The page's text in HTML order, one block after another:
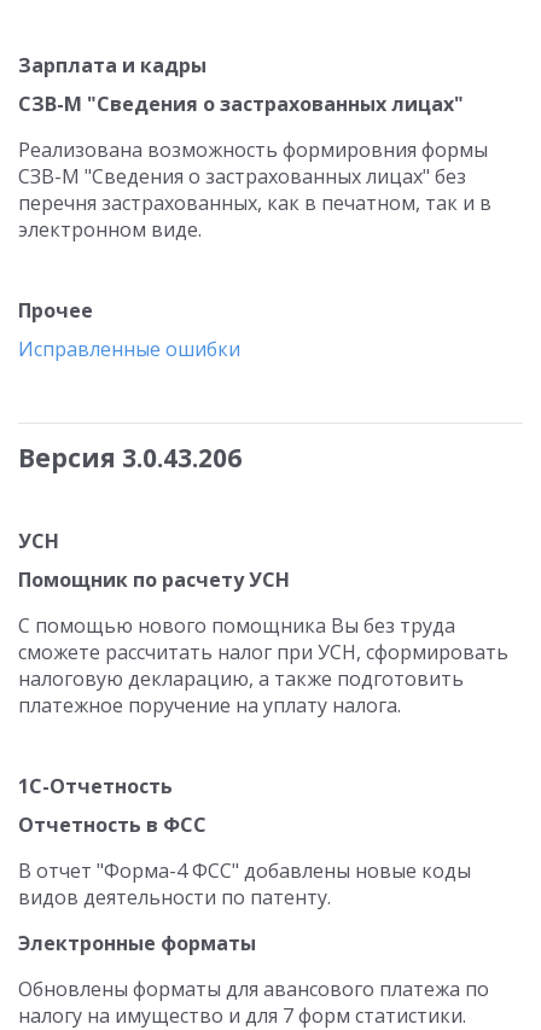
Зарплата и кадры
СЗВ-М "Сведения о застрахованных лицах"
Реализована возможность формировния формы
СЗВ-М "Сведения о застрахованных лицах" без
перечня застрахованных, как в печатном, так и в
электронном виде.
Прочее
Исправленные ошибки
Версия 3.0.43.206
УСН
Помощник по расчету УСН
С помощью нового помощника Вы без труда
сможете рассчитать налог при УСН, сформировать
налоговую декларацию, а также подготовить
платежное поручение на уплату налога.
1С-Отчетность
Отчетность в ФСС
В отчет "Форма-4 ФСС" добавлены новые коды
видов деятельности по патенту.
Электронные форматы
Обновлены форматы для авансового платежа по
налогу на имущество и для 7 форм статистики.